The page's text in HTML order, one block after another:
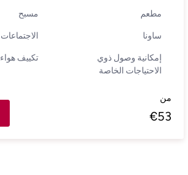
مطعم مسبح
ساونا الاجتماعات
إمكانية وصول ذوي
الاحتياجات الخاصة
تكييف هواء
من
€53